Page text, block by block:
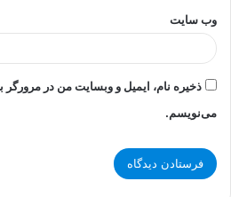
وب‌ سایت
ذخیره نام، ایمیل و وبسایت من در مرورگر
می‌نویسم.